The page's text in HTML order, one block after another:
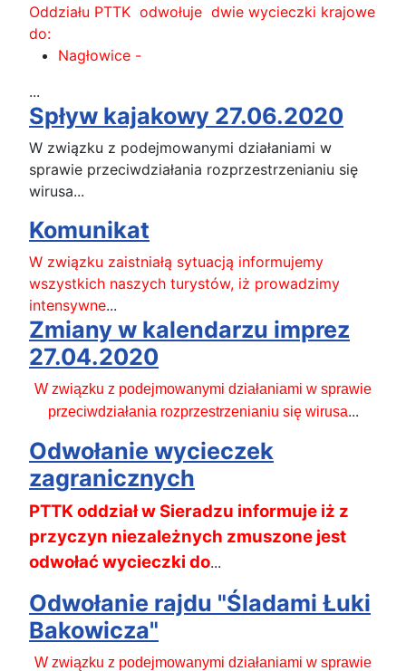
Oddziału PTTK odwołuje dwie wycieczki krajowe
do:
Nagłowice -
...
Spływ kajakowy 27.06.2020
W związku z podejmowanymi działaniami w
sprawie przeciwdziałania rozprzestrzenianiu się
wirusa...
Komunikat
W związku zaistniałą sytuacją informujemy
wszystkich naszych turystów, iż prowadzimy
intensywne...
Zmiany w kalendarzu imprez
27.04.2020
W związku z podejmowanymi działaniami w sprawie
przeciwdziałania rozprzestrzenianiu się wirusa...
Odwołanie wycieczek
zagranicznych
PTTK oddział w Sieradzu informuje iż z
przyczyn niezależnych zmuszone jest
odwołać wycieczki do...
Odwołanie rajdu "Śladami Łuki
Bakowicza"
W związku z podejmowanymi działaniami w sprawie